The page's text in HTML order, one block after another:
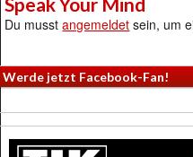
Du musstangemeldet sein, um
Werde jetzt Facebook-Fan!